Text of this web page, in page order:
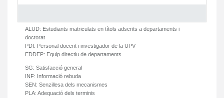
ALUD: Estudiants matriculats en títols adscrits a departaments i
doctorat
PDI: Personal docent i investigador de la UPV
EDDEP: Equip directiu de departaments
SG: Satisfacció general
INF: Informació rebuda
SEN: Senzillesa dels mecanismes
PLA: Adequació dels terminis